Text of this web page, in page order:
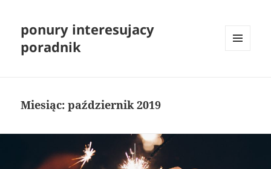
ponury interesujacy
poradnik
Miesiąc:październik 2019